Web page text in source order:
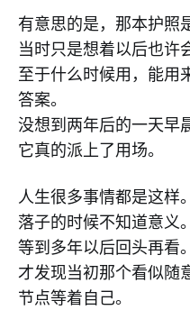
有意思的是，那本护照
当时只是想着以后也许
至于什么时候用，能用
答案。
没想到两年后的一天早
它真的派上了用场。
人生很多事情都是这样。
落子的时候不知道意义。
等到多年以后回头再看。
才发现当初那个看似随
节点等着自己。